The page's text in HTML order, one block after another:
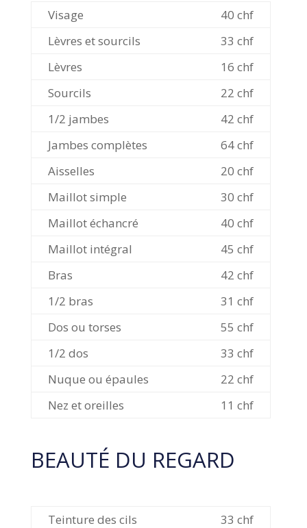
Visage
40 chf
Lèvres et sourcils
33 chf
Lèvres
16 chf
Sourcils
22 chf
1/2 jambes
42 chf
Jambes complètes
64 chf
Aisselles
20 chf
Maillot simple
30 chf
Maillot échancré
40 chf
Maillot intégral
45 chf
Bras
42 chf
1/2 bras
31 chf
Dos ou torses
55 chf
1/2 dos
33 chf
Nuque ou épaules
22 chf
Nez et oreilles
11 chf
BEAUTÉ DU REGARD
Teinture des cils
33 chf